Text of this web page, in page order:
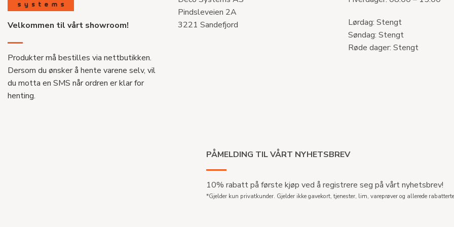
Velkommen til vårt showroom!
Produkter må bestilles via nettbutikken.
Dersom du ønsker å hente varene selv, vil
du motta en SMS når ordren er klar for
henting.
Pindsleveien 2A
3221 Sandefjord
Lørdag: Stengt
Søndag: Stengt
Røde dager: Stengt
PÅMELDING TIL VÅRT NYHETSBREV
10% rabatt på første kjøp ved å registrere seg på vårt nyhetsbrev!
*Gjelder kun privatkunder. Gjelder ikke gavekort, tjenester, lim, vareprøver og allerede